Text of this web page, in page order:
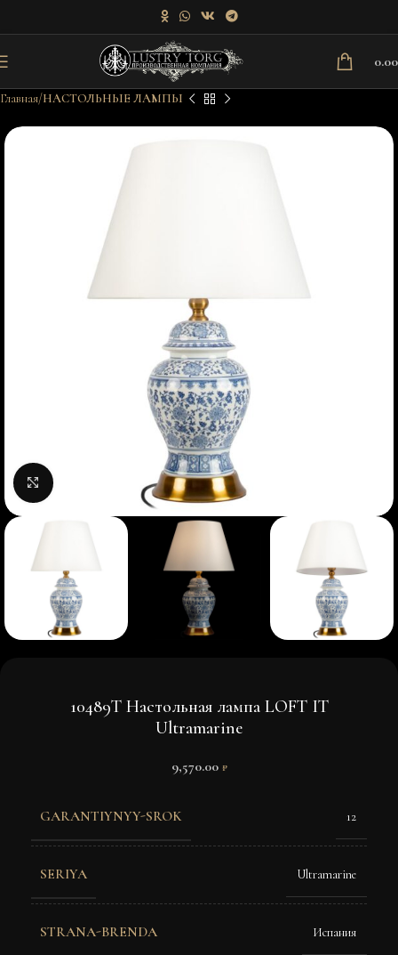
Главная НАСТОЛЬНЫЕ ЛАМПЫ
Нажмите, чтобы увеличить изображение
10489T Настольная лампа LOFT IT
Ultramarine
9,570.00 ₽
GARANTIYNYY-SROK 12
SERIYA Ultramarine
STRANA-BRENDA Испания